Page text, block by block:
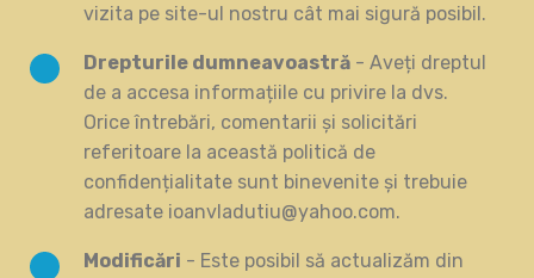
vizita pe site-ul nostru cât mai sigură posibil.
Drepturile dumneavoastră - Aveți dreptul
de a accesa informațiile cu privire la dvs.
Orice întrebări, comentarii și solicitări
referitoare la această politică de
confidențialitate sunt binevenite și trebuie
adresate ioanvladutiu@yahoo.com.
Modificări - Este posibil să actualizăm din